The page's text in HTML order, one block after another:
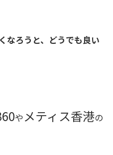
なろうと、どうでも良い
やメティス香港の